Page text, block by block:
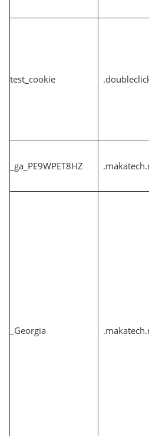
test_cookie
_ga_PE9WPET8HZ
_Georgia